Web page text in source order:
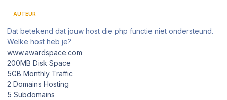
AUTEUR
Dat betekend dat jouw host die php functie niet ondersteund.
Welke host heb je?
www.awardspace.com
200MB Disk Space
5GB Monthly Traffic
2 Domains Hosting
5 Subdomains